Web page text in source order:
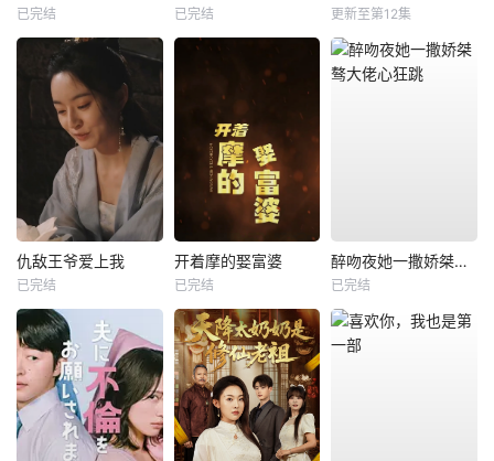
已完结 已完结 更新至第12集
仇敌王爷爱上我
已完结
开着摩的娶富婆
已完结
醉吻夜她一撒娇桀骜大佬心狂跳
已完结